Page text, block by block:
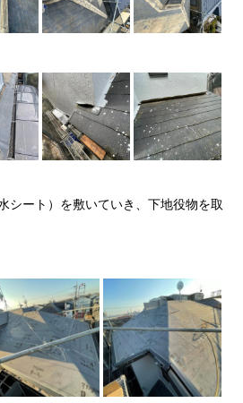
シート）を敷いていき、下地役物を取